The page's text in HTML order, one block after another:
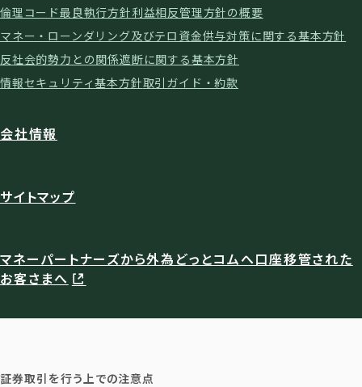
倫理コード最良執行方針利益相反管理方針の概要
マネー・ローンダリング及びテロ資金供与対策に関する基本方針
反社会的勢力との関係遮断に関する基本方針
情報セキュリティ基本方針取引ガイド・約款
会社情報
サイトマップ
マネーパートナーズから外為どっとコムへ口座移管された
お客さまへ
証券取引を行う上での注意点